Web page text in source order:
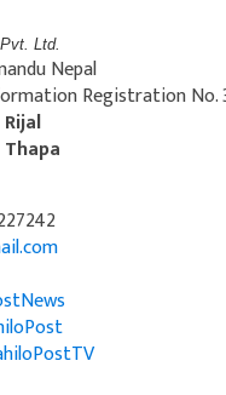
Ltd.
Nepal
Registration No.